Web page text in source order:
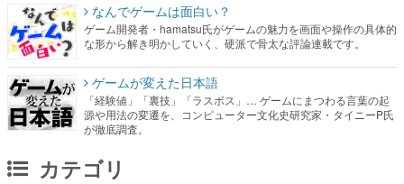
なんでゲームは面白い？
ゲーム開発者・hamatsu氏がゲームの魅力を画面や操作の具体的
な形から解き明かしていく、硬派で骨太な評論連載です。
ゲームが変えた日本語
「経験値」「裏技」「ラスボス」… ゲームにまつわる言葉の起
源や用法の変遷を、コンピューター文化史研究家・タイニーP氏
が徹底調査。
カテゴリ